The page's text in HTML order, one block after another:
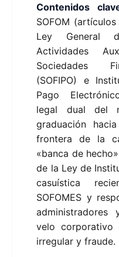
Contenidos
SOFOM
Ley General
Actividades
Sociedades
(SOFIPO) e
Pago
legal dual del
graduación
frontera de la
«banca de
de la Ley de
casuística
SOFOMES y
velo corporativo
irregular y fraude.